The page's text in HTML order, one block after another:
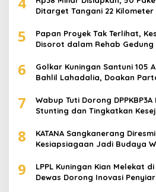
Ditarget Tangani 22 Kilometer
5
Papan Proyek Tak Terlihat,
Disorot dalam Rehab Gedung
6
Golkar Kuningan Santuni 105
Bahlil Lahadalia, Doakan
7
Wabup Tuti Dorong
Stunting dan Tingkatkan
8
KATANA Sangkanerang
Kesiapsiagaan Jadi Budaya
9
LPPL Kuningan Kian Melekat
Dewas Dorong Inovasi